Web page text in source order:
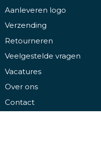
Aanleveren logo
Verzending
Retourneren
Veelgestelde vragen
Vacatures
Over ons
Contact